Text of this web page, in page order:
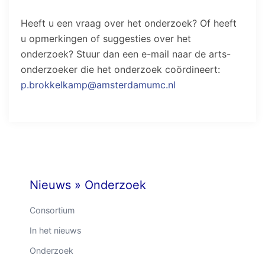
Heeft u een vraag over het onderzoek? Of heeft
u opmerkingen of suggesties over het
onderzoek? Stuur dan een e-mail naar de arts-
onderzoeker die het onderzoek coördineert:
p.brokkelkamp@amsterdamumc.nl
Nieuws » Onderzoek
Consortium
In het nieuws
Onderzoek